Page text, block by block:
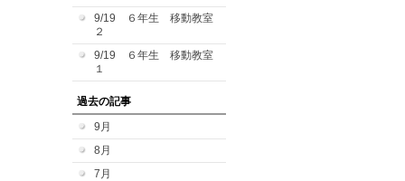
9/19 ６年生 移動教室
２
9/19 ６年生 移動教室
１
過去の記事
9月
8月
7月